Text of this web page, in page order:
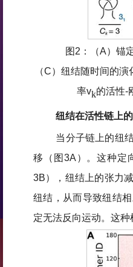
图2：（A）锚
（C）纽结随时间的
率vk的活性-
纽结在活性链上
当分子链上的纽
移（图3A）。这种定
3B），纽结上的张力
纽结，从而导致纽结
定无法反向运动。这